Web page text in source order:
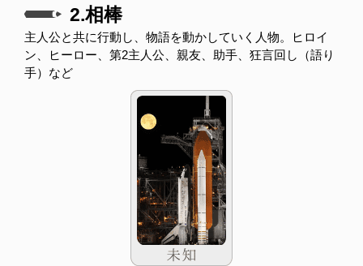
2.相棒
主人公と共に行動し、物語を動かしていく人物。ヒロイ
ン、ヒーロー、第2主人公、親友、助手、狂言回し（語り
手）など